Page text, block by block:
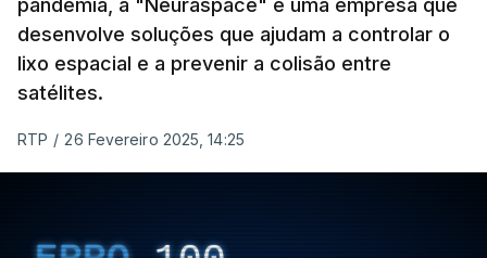
pandemia, a "Neuraspace" é uma empresa que
desenvolve soluções que ajudam a controlar o
lixo espacial e a prevenir a colisão entre
satélites.
RTP / 26 Fevereiro 2025, 14:25